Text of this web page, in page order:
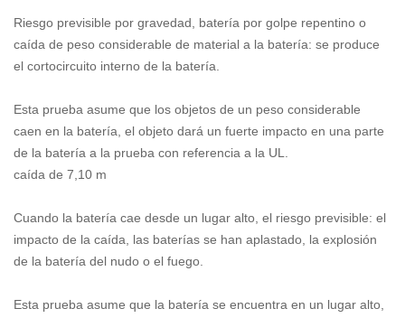
Riesgo previsible por gravedad, batería por golpe repentino o
caída de peso considerable de material a la batería: se produce
el cortocircuito interno de la batería.
Esta prueba asume que los objetos de un peso considerable
caen en la batería, el objeto dará un fuerte impacto en una parte
de la batería a la prueba con referencia a la UL.
caída de 7,10 m
Cuando la batería cae desde un lugar alto, el riesgo previsible: el
impacto de la caída, las baterías se han aplastado, la explosión
de la batería del nudo o el fuego.
Esta prueba asume que la batería se encuentra en un lugar alto,